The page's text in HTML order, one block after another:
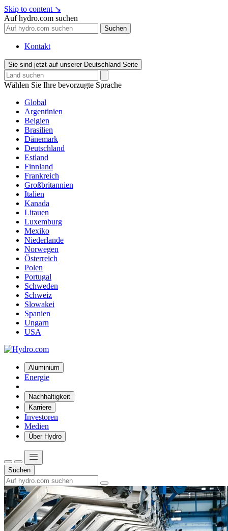
Skip to content ↘
Auf hydro.com suchen
Suchen
Kontakt
Sie sind jetzt auf unserer Deutschland Seite
Wählen Sie Ihre bevorzugte Sprache
Global
Argentinien
Belgien
Brasilien
Dänemark
Deutschland
Estland
Finnland
Frankreich
Großbritannien
Italien
Kanada
Litauen
Luxemburg
Mexiko
Niederlande
Norwegen
Österreich
Polen
Portugal
Schweden
Schweiz
Slowakei
Spanien
Ungarn
USA
Aluminium
Energie
Nachhaltigkeit
Karriere
Investoren
Medien
Über Hydro
Suchen